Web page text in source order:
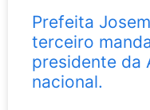
Prefeita
terceiro
presidente da
nacional.